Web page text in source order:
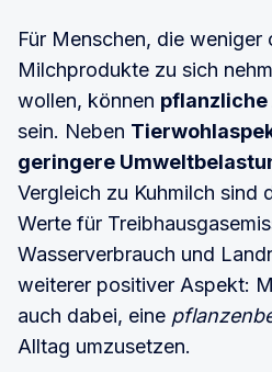
die Menschen, die Ihnen
Was haben Sie über das
Sie gern an andere
Welchen Rat oder
(Tochter, Sohn,
anderen Menschen)
gerne weitergeben?
Gibt es konkrete
Familie mitgeben
Zukunft vorzubereiten?
Gibt es speziell für dieses
Für Menschen, die weniger
Milchprodukte zu sich
wollen, können
sein. Neben
geringere
Vergleich zu Kuhmilch sind
Werte für
Wasserverbrauch und
weiterer positiver Aspekt:
auch dabei, eine
Alltag umzusetzen.